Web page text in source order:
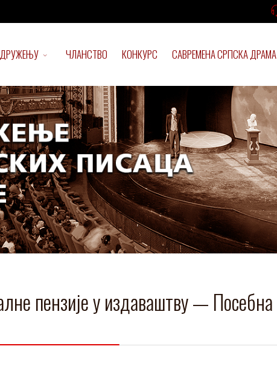
ЧЛАНСТВО КОНКУРС САВРЕМЕНА СРПСКА ДРАМА
пензије у издаваштву — Посебна